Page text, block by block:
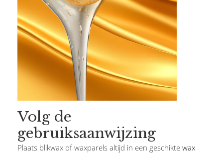
Volg de
gebruiksaanwijzing
Plaats blikwax of waxparels altijd in een geschikte wax